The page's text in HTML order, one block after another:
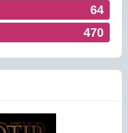
64
470